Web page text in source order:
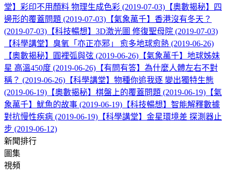
堂】彩印不用顏料 物理生成色彩 (2019-07-03) 【奧數揭秘】四
邊形的覆蓋問題 (2019-07-03) 【氣象萬千】香港沒有冬天？
(2019-07-03) 【科技暢想】3D激光圖 修復聖母院 (2019-07-03)
【科學講堂】臭氧「亦正亦邪」 愈多地球愈熱 (2019-06-26)
【奧數揭秘】圓裡弧與弦 (2019-06-26) 【氣象萬千】地球姊妹
星 高溫450度 (2019-06-26) 【有問有答】為什麼人體左右不對
稱？ (2019-06-26) 【科學講堂】物種你追我逐 變出獨特生態
(2019-06-19) 【奧數揭秘】棋盤上的覆蓋問題 (2019-06-19) 【氣
象萬千】魷魚的故事 (2019-06-19) 【科技暢想】智能解釋數據
對抗慢性疾病 (2019-06-19) 【科學講堂】金星環境差 探測器止
步 (2019-06-12)
新聞排行
圖集
視頻